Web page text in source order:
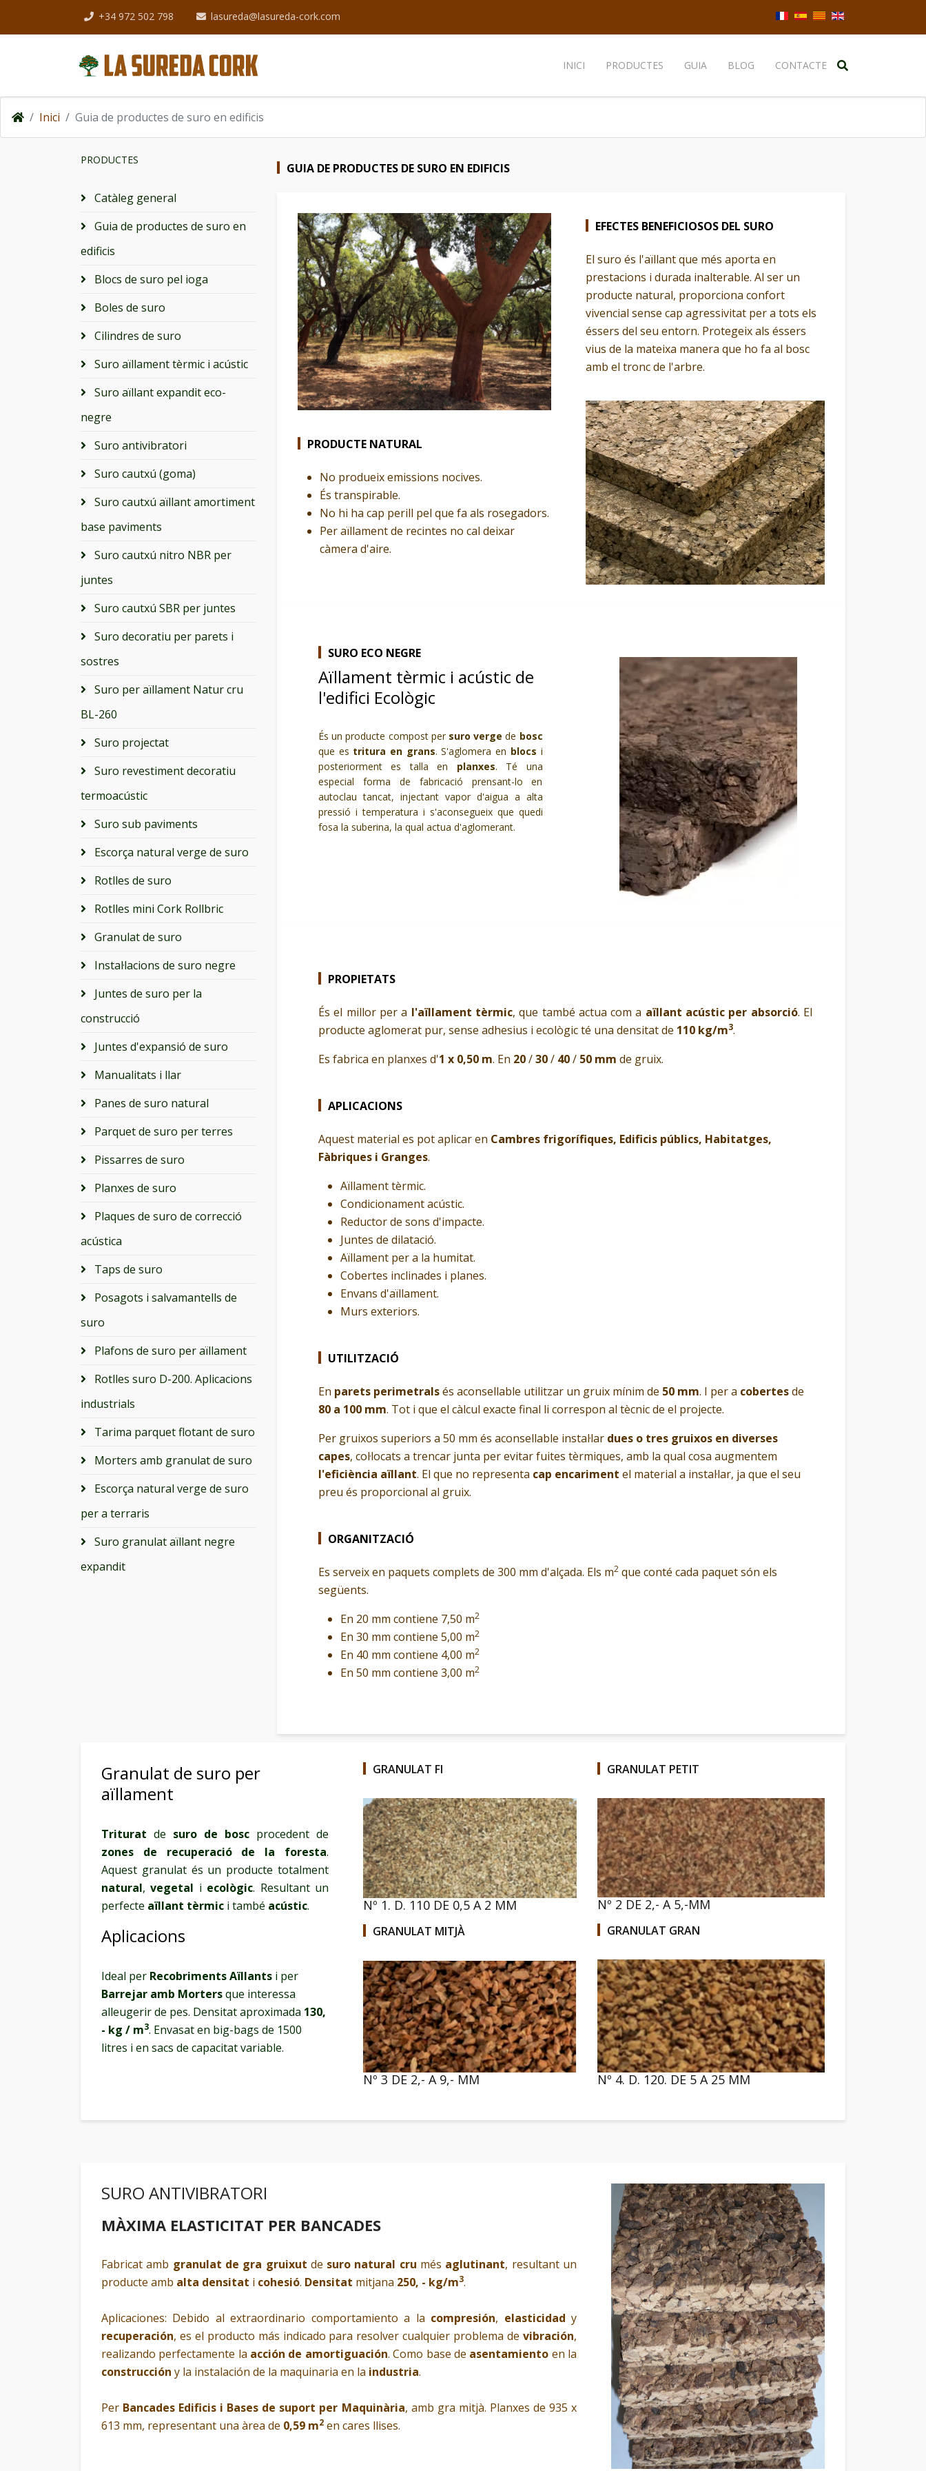
+34 972 502 798 lasureda@lasureda-cork.com Seleccioni el seu idioma
INICI PRODUCTES GUIA BLOG CONTACTE
Inici Guia de productes de suro en edificis
PRODUCTES
Catàleg general
Guia de productes de suro en
edificis
Blocs de suro pel ioga
Boles de suro
Cilindres de suro
Suro aïllament tèrmic i acústic
Suro aïllant expandit eco-
negre
Suro antivibratori
Suro cautxú (goma)
Suro cautxú aïllant amortiment
base paviments
Suro cautxú nitro NBR per
juntes
Suro cautxú SBR per juntes
Suro decoratiu per parets i
sostres
Suro per aïllament Natur cru
BL-260
Suro projectat
Suro revestiment decoratiu
termoacústic
Suro sub paviments
Escorça natural verge de suro
Rotlles de suro
Rotlles mini Cork Rollbric
Granulat de suro
Instal·lacions de suro negre
Juntes de suro per la
construcció
Juntes d'expansió de suro
Manualitats i llar
Panes de suro natural
Parquet de suro per terres
Pissarres de suro
Planxes de suro
Plaques de suro de correcció
acústica
Taps de suro
Posagots i salvamantells de
suro
Plafons de suro per aïllament
Rotlles suro D-200. Aplicacions
industrials
Tarima parquet flotant de suro
Morters amb granulat de suro
Escorça natural verge de suro
per a terraris
Suro granulat aïllant negre
expandit
GUIA DE PRODUCTES DE SURO EN EDIFICIS
PRODUCTE NATURAL
No produeix emissions nocives.
És transpirable.
No hi ha cap perill pel que fa als rosegadors.
Per aïllament de recintes no cal deixar
càmera d'aire.
EFECTES BENEFICIOSOS DEL SURO
El suro és l'aïllant que més aporta en
prestacions i durada inalterable. Al ser un
producte natural, proporciona confort
vivencial sense cap agressivitat per a tots els
éssers del seu entorn. Protegeix als éssers
vius de la mateixa manera que ho fa al bosc
amb el tronc de l'arbre.
SURO ECO NEGRE
Aïllament tèrmic i acústic de
l'edifici Ecològic
És un producte compost per suro verge de bosc
que es tritura en grans. S'aglomera en blocs i
posteriorment es talla en planxes. Té una
especial forma de fabricació prensant-lo en
autoclau tancat, injectant vapor d'aigua a alta
pressió i temperatura i s'aconsegueix que quedi
fosa la suberina, la qual actua d'aglomerant.
PROPIETATS
És el millor per a l'aïllament tèrmic, que també actua com a aïllant acústic per absorció. El
producte aglomerat pur, sense adhesius i ecològic té una densitat de 110 kg/m3.
Es fabrica en planxes d'1 x 0,50 m. En 20/30/ 40/ 50 mm de gruix.
APLICACIONS
Aquest material es pot aplicar en Cambres frigorífiques, Edificis públics, Habitatges,
Fàbriques i Granges.
Aïllament tèrmic.
Condicionament acústic.
Reductor de sons d'impacte.
Juntes de dilatació.
Aïllament per a la humitat.
Cobertes inclinades i planes.
Envans d'aïllament.
Murs exteriors.
UTILITZACIÓ
En parets perimetralsés aconsellable utilitzar un gruix mínim de 50 mm. I per a cobertesde
80 a 100 mm. Tot i que el càlcul exacte final li correspon al tècnic de el projecte.
Per gruixos superiors a 50 mm és aconsellable instal·lar dues o tres gruixos en diverses
capes, col·locats a trencar junta per evitar fuites tèrmiques, amb la qual cosa augmentem
l'eficiència aïllant. El que no representa cap encariment el material a instal·lar, ja que el seu
preu és proporcional al gruix.
ORGANITZACIÓ
Es serveix en paquets complets de 300 mm d'alçada. Els m2 que conté cada paquet són els
següents.
En 20 mm contiene 7,50 m2
En 30 mm contiene 5,00 m2
En 40 mm contiene 4,00 m2
En 50 mm contiene 3,00 m2
Granulat de suro per
aïllament
Triturat de suro de bosc procedent de
zones de recuperació de la foresta.
Aquest granulat és un producte totalment
natural,vegetal i ecològic. Resultant un
perfecte aïllant tèrmic i també acústic.
Aplicacions
Ideal per Recobriments Aïllants i per
Barrejar amb Mortersque interessa
alleugerir de pes. Densitat aproximada 130,
- kg / m3. Envasat en big-bags de 1500
litres i en sacs de capacitat variable.
GRANULAT FI
Nº 1. D. 110 DE 0,5 A 2 MM
GRANULAT MITJÀ
Nº 3 DE 2,- A 9,- MM
GRANULAT PETIT
Nº 2 DE 2,- A 5,-MM
GRANULAT GRAN
Nº 4. D. 120. DE 5 A 25 MM
SURO ANTIVIBRATORI
MÀXIMA ELASTICITAT PER BANCADES
Fabricat amb granulat de gra gruixut de suro natural cru més aglutinant, resultant un
producte amb alta densitat i cohesió. Densitat mitjana 250, - kg/m3.
Aplicaciones: Debido al extraordinario comportamiento a la compresión, elasticidad y
recuperación, es el producto más indicado para resolver cualquier problema de vibración,
realizando perfectamente la acción de amortiguación. Como base de asentamiento en la
construcción y la instalación de la maquinaria en la industria.
Per Bancades Edificis i Bases de suport per Maquinària, amb gra mitjà. Planxes de 935 x
613 mm, representant una àrea de 0,59 m2 en cares llises.